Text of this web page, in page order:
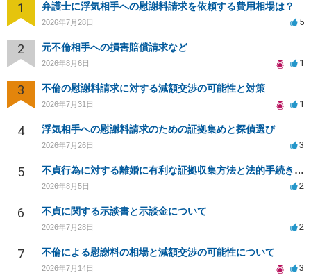
1 弁護士に浮気相手への慰謝料請求を依頼する費用相場は？
2026年7月28日 5
2 元不倫相手への損害賠償請求など
2026年8月6日 1
3 不倫の慰謝料請求に対する減額交渉の可能性と対策
2026年7月31日 1
4 浮気相手への慰謝料請求のための証拠集めと探偵選び
2026年7月26日 3
5 不貞行為に対する離婚に有利な証拠収集方法と法的手続きについて
2026年8月5日 2
6 不貞に関する示談書と示談金について
2026年7月28日 2
7 不倫による慰謝料の相場と減額交渉の可能性について
2026年7月14日 3